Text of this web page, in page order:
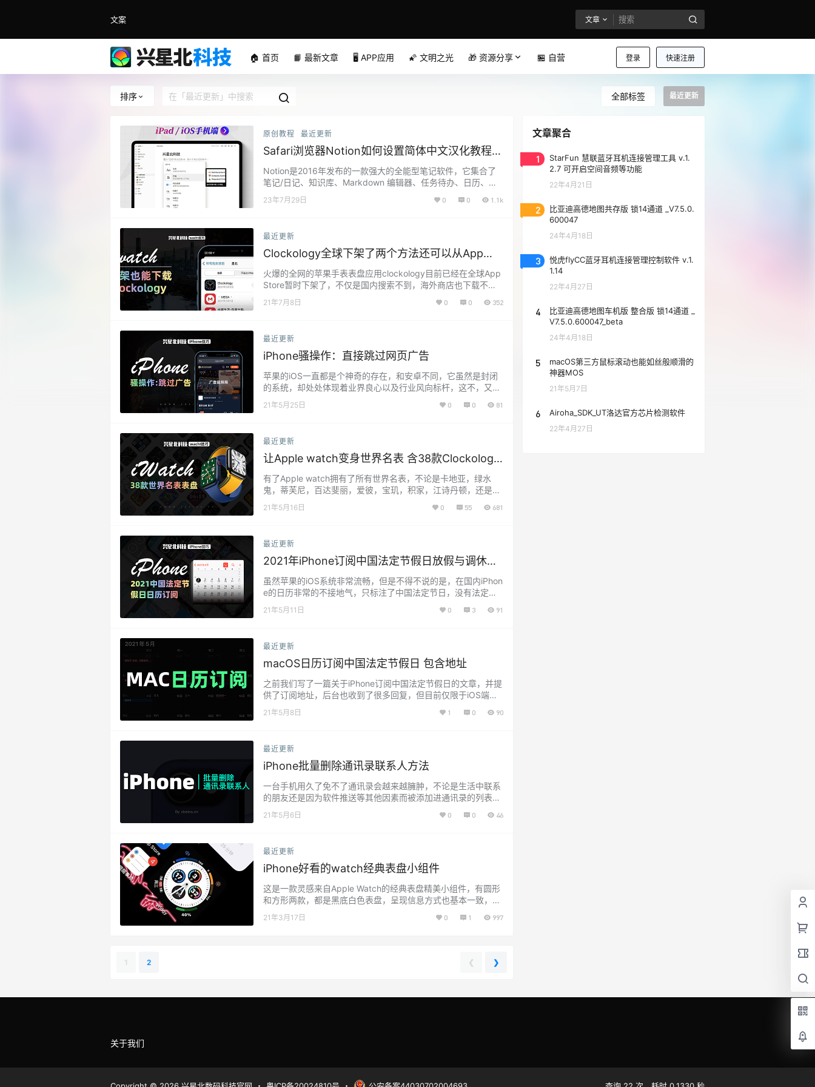
文案 文章
登录 快速注册
🏠 首页 📙 最新文章 🖥️ APP应用 🌠 文明之光 🎁 资源分享 🏪 自营
排序 全部标签 最近更新
原创教程 最近更新
Safari浏览器Notion如何设置简体中文汉化教程
支持iOS/iPad/Mac端
Notion是2016年发布的一款强大的全能型笔记软件，它集合了
笔记/日记、知识库、Markdown 编辑器、任务待办、日历、看
板/项目管理等诸多功能于一身，不仅使用起来灵活轻便提升效
率，还可以像网页博客一样设计美观的各种页面，近年来备受效
的，在 Linux …...
23年7月29日 0 0 1.1k
最近更新
Clockology全球下架了两个方法还可以从App
Store下载
火爆的全网的苹果手表表盘应用clockology目前已经在全球App
Store暂时下架了，不仅是国内搜索不到，海外商店也下载不
了，官方没有给出具体解释，而是透露watchOS8即将到来，clo
cklogy也即将发布新版，到时候就可以在App Store直接下载
时间不详。 如果你…...
21年7月8日 0 0 352
最近更新
iPhone骚操作：直接跳过网页广告
苹果的iOS一直都是个神奇的存在，和安卓不同，它虽然是封闭
的系统，却处处体现着业界良心以及行业风向标杆，这不，又让
我发现了它的一个骚操作，这个骚操作很早之前我在用MacBoo
k Pro带touch bar触控条时意外发现过一次，那时候我还是一个
显示进度条，于是我下意识的将进度条…...
21年5月25日 0 0 81
最近更新
让Apple watch变身世界名表 含38款Clockology
表盘文件
有了Apple watch拥有了所有世界名表，不论是卡地亚，绿水
鬼，蒂芙尼，百达斐丽，爱彼，宝玑，积家，江诗丹顿，还是最
近爆火的太空人手表，统统不在话下，我们只需要在App Store
中搜索并安装Clockology这款软件，然后下载我们提前准备好的
盘之前我们需要优先安装EnableBe…...
21年5月16日 0 55 681
最近更新
2021年iPhone订阅中国法定节假日放假与调休时
间
虽然苹果的iOS系统非常流畅，但是不得不说的是，在国内iPhon
e的日历非常的不接地气，只标注了中国法定节日，没有法定节
日的放假以及补班的显示突出，与之相比的安卓各个系统无论小
米、华为等等一众国内厂商的日历还是比较符合国人使用习惯
便，没网络或是卡的时候就很麻烦。 不过，这次我就找到了…...
21年5月11日 0 3 91
最近更新
macOS日历订阅中国法定节假日 包含地址
之前我们写了一篇关于iPhone订阅中国法定节假日的文章，并提
供了订阅地址，后台也收到了很多回复，但目前仅限于iOS端可
使用，既iPhone和iPad只要订阅之后通过iCloud会自动同步，两
个设备就可以同步看到订阅的法定节假日安排了，不过无法做到
苹果macbook、imac的小伙伴…...
21年5月8日 1 0 90
最近更新
iPhone批量删除通讯录联系人方法
一台手机用久了免不了通讯录会越来越臃肿，不论是生活中联系
的朋友还是因为软件推送等其他因素而被添加进通讯录的列表，
总是免不了需要进行整理一番，或是删除一些无用的联系人，而
目前iPhone的iOS系统中并不能像安卓一样可以直接批量选择删
个对象需要被删除，手动操作起来就显得很麻木过于不便了，
…...
21年5月6日 0 0 46
最近更新
iPhone好看的watch经典表盘小组件
这是一款灵感来自Apple Watch的经典表盘精美小组件，有圆形
和方形两款，都是黑底白色表盘，呈现信息方式也基本一致，左
上角显示音量大小、左下角显示时间日期、右上角显示屏幕亮
度、右下角显示电池电量信息，中间部分实时显示指针时间以及
21年3月17日 0 1 997
1 2 ❮ ❯
文章聚合
1
StarFun 慧联蓝牙耳机连接管理工具 v.1.
2.7 可开启空间音频等功能
22年4月21日
2
比亚迪高德地图共存版 锁14通道 _V7.5.0.
600047
24年4月18日
3
悦虎flyCC蓝牙耳机连接管理控制软件 v.1.
1.14
22年4月27日
4
比亚迪高德地图车机版 整合版 锁14通道 _
V7.5.0.600047_beta
24年4月18日
5
macOS第三方鼠标滚动也能如丝般顺滑的
神器MOS
21年5月7日
6 Airoha_SDK_UT洛达官方芯片检测软件
22年4月27日
关于我们